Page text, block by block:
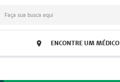
Faça sua busca aqui
ENCONTRE UM MÉDICO